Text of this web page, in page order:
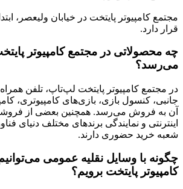
مجتمع کامپیوتر پایتخت در خيابان وليعصر،
قرار دارد.
چه محصولاتی در مجتمع کامپیوتر
می‌رسد؟
در مجتمع کامپیوتر پایتخت لپ‌تاپ، تلفن
جانبی، کنسول بازی، بازی‌های کامپیوتری،
آن به فروش می‌رسد. همچنین بعضی از
اینترنتی و نمایندگی برندهای مختلف دنیای
شعبه خرید حضوری دارند.
چگونه با وسایل نقلیه عمومی
کامپیوتر پایتخت برویم؟